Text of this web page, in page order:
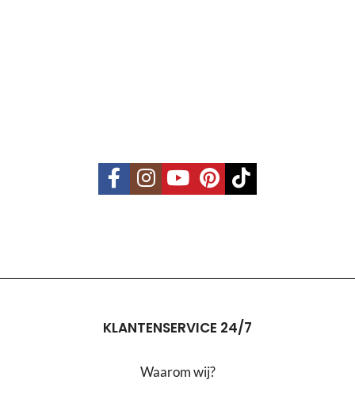
KLANTENSERVICE 24/7
Waarom wij?